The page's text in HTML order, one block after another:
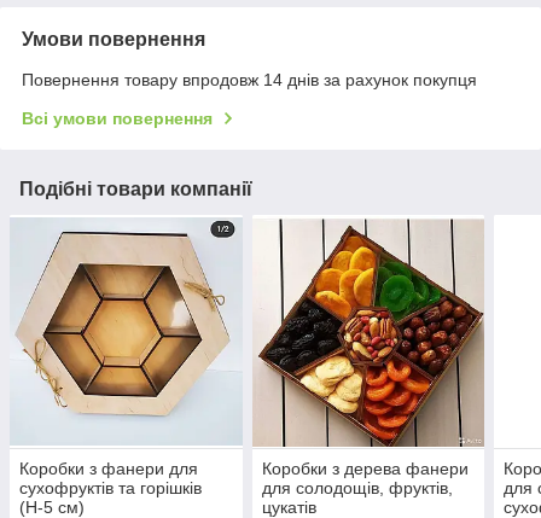
Умови повернення
Повернення товару впродовж 14 днів за рахунок покупця
Всі умови повернення
Подібні товари компанії
Коробки з фанери для
сухофруктів та горішків
(Н-5 см)
Коробки з дерева фанери
для солодощів, фруктів,
цукатів
для